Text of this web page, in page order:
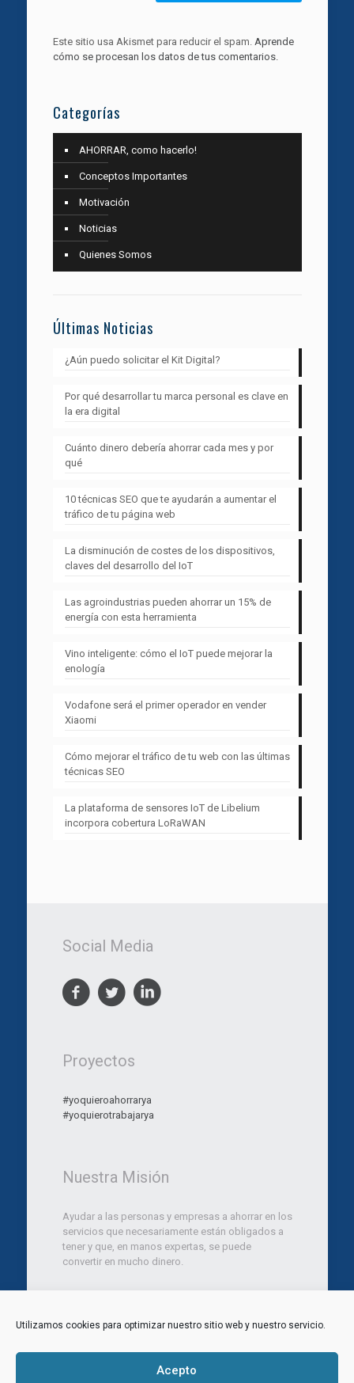
Utilizamos cookies para optimizar nuestro sitio web y nuestro servicio.
Acepto
Este sitio usa Akismet para reducir el spam. Aprende
cómo se procesan los datos de tus comentarios.
Categorías
AHORRAR, como hacerlo!
Conceptos Importantes
Motivación
Noticias
Quienes Somos
Últimas Noticias
¿Aún puedo solicitar el Kit Digital?
Por qué desarrollar tu marca personal es clave en
la era digital
Cuánto dinero debería ahorrar cada mes y por
qué
10 técnicas SEO que te ayudarán a aumentar el
tráfico de tu página web
La disminución de costes de los dispositivos,
claves del desarrollo del IoT
Las agroindustrias pueden ahorrar un 15% de
energía con esta herramienta
Vino inteligente: cómo el IoT puede mejorar la
enología
Vodafone será el primer operador en vender
Xiaomi
Cómo mejorar el tráfico de tu web con las últimas
técnicas SEO
La plataforma de sensores IoT de Libelium
incorpora cobertura LoRaWAN
Social Media
Proyectos
#yoquieroahorrarya
#yoquierotrabajarya
Nuestra Misión
Ayudar a las personas y empresas a ahorrar en los
servicios que necesariamente están obligados a
tener y que, en manos expertas, se puede
convertir en mucho dinero.
derechos reservados.
Politica de Privacidad